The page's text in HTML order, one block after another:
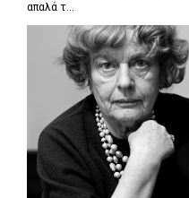
απαλά τ...